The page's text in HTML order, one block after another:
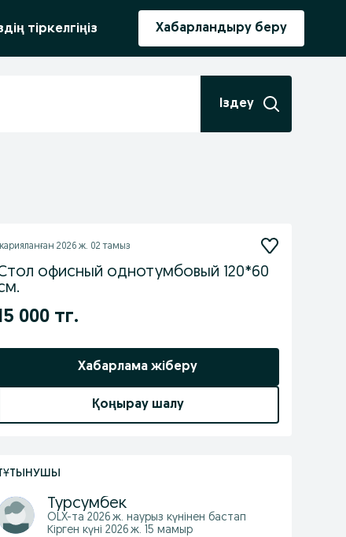
тіркелгіңіз Хабарландыру беру
Іздеу
2026 ж. 02 тамыз
офисный однотумбовый 120*60
000 тг.
Хабарлама жіберу
Қоңырау шалу
Турсумбек
OLX-та 2026 ж. наурыз күнінен бастап
Кірген күні 2026 ж. 15 мамыр